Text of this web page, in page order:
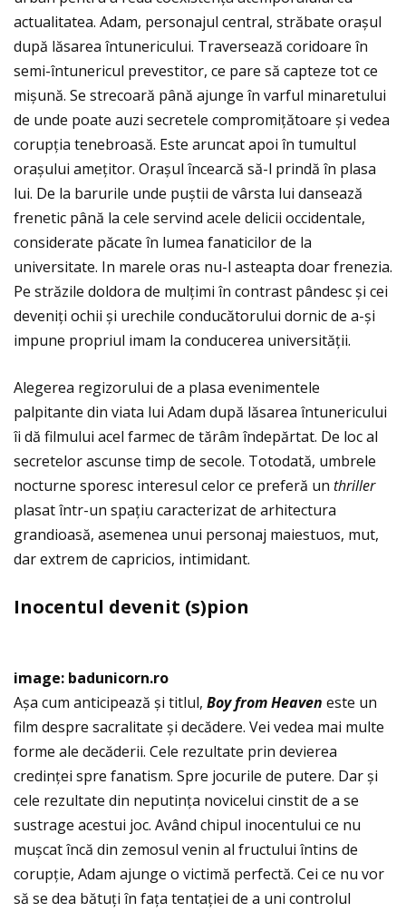
actualitatea. Adam, personajul central, străbate orașul
după lăsarea întunericului. Traversează coridoare în
semi-întunericul prevestitor, ce pare să capteze tot ce
mișună. Se strecoară până ajunge în varful minaretului
de unde poate auzi secretele compromiţătoare și vedea
corupţia tenebroasă. Este aruncat apoi în tumultul
orașului ameţitor. Orașul încearcă să-l prindă în plasa
lui. De la barurile unde puștii de vârsta lui dansează
frenetic până la cele servind acele delicii occidentale,
considerate păcate în lumea fanaticilor de la
universitate. In marele oras nu-l asteapta doar frenezia.
Pe străzile doldora de mulţimi în contrast pândesc și cei
deveniţi ochii și urechile conducătorului dornic de a-și
impune propriul imam la conducerea universităţii.
Alegerea regizorului de a plasa evenimentele
palpitante din viata lui Adam după lăsarea întunericului
îi dă filmului acel farmec de tărâm îndepărtat. De loc al
secretelor ascunse timp de secole. Totodată, umbrele
nocturne sporesc interesul celor ce preferă un thriller
plasat într-un spaţiu caracterizat de arhitectura
grandioasă, asemenea unui personaj maiestuos, mut,
dar extrem de capricios, intimidant.
Inocentul devenit (s)pion
image: badunicorn.ro
Așa cum anticipează și titlul, Boy from Heaven este un
film despre sacralitate și decădere. Vei vedea mai multe
forme ale decăderii. Cele rezultate prin devierea
credinţei spre fanatism. Spre jocurile de putere. Dar și
cele rezultate din neputinţa novicelui cinstit de a se
sustrage acestui joc. Având chipul inocentului ce nu
mușcat încă din zemosul venin al fructului întins de
corupţie, Adam ajunge o victimă perfectă. Cei ce nu vor
să se dea bătuţi în faţa tentaţiei de a uni controlul